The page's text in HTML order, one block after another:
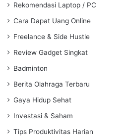
Rekomendasi Laptop / PC
Cara Dapat Uang Online
Freelance & Side Hustle
Review Gadget Singkat
Badminton
Berita Olahraga Terbaru
Gaya Hidup Sehat
Investasi & Saham
Tips Produktivitas Harian